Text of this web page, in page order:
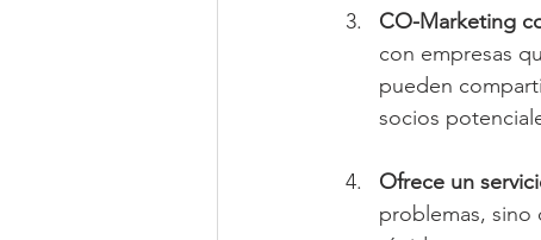
CO-Marketing
con empresas
pueden
socios
Ofrece un
problemas, sino